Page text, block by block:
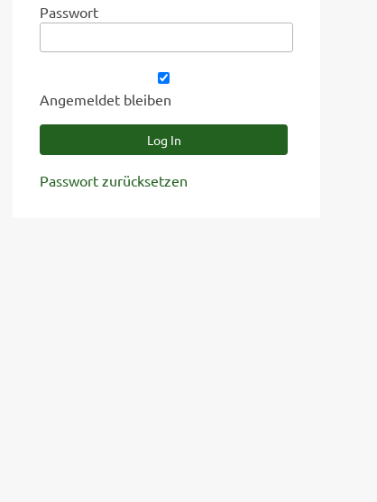
Passwort
Angemeldet bleiben
Passwort zurücksetzen